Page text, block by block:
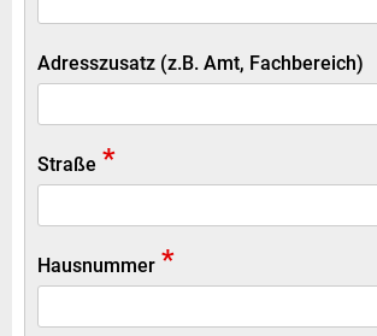
Adresszusatz (z.B. Amt, Fachbereich)
Straße *
Hausnummer *